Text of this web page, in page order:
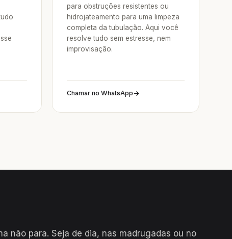
para obstruções resistentes ou
hidrojateamento para uma limpeza
completa da tubulação. Aqui você
resolve tudo sem estresse, nem
improvisação.
Chamar no WhatsApp
não para. Seja de dia, nas madrugadas ou no